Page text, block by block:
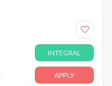
INTEGRAL
APPLY